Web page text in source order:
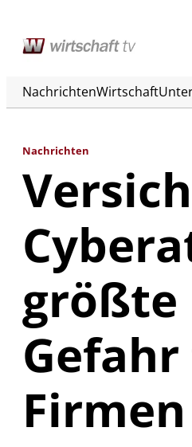
NachrichtenWirtschaft
Nachrichten
größte
Firmen